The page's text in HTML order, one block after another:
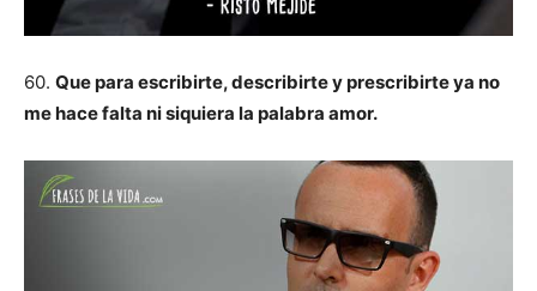
60. Que para escribirte, describirte y prescribirte ya no
me hace falta ni siquiera la palabra amor.